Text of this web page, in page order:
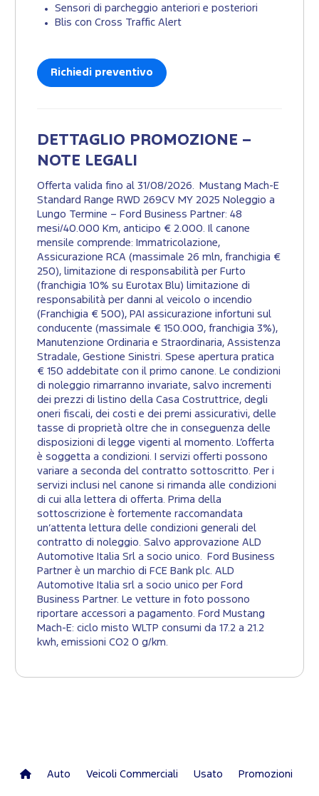
Sensori di parcheggio anteriori e posteriori
Blis con Cross Traffic Alert
Richiedi preventivo
DETTAGLIO PROMOZIONE –
NOTE LEGALI
Offerta valida fino al 31/08/2026. Mustang Mach-E
Standard Range RWD 269CV MY 2025 Noleggio a
Lungo Termine – Ford Business Partner: 48
mesi/40.000 Km, anticipo € 2.000. Il canone
mensile comprende: Immatricolazione,
Assicurazione RCA (massimale 26 mln, franchigia €
250), limitazione di responsabilità per Furto
(franchigia 10% su Eurotax Blu) limitazione di
responsabilità per danni al veicolo o incendio
(Franchigia € 500), PAI assicurazione infortuni sul
conducente (massimale € 150.000, franchigia 3%),
Manutenzione Ordinaria e Straordinaria, Assistenza
Stradale, Gestione Sinistri. Spese apertura pratica
€ 150 addebitate con il primo canone. Le condizioni
di noleggio rimarranno invariate, salvo incrementi
dei prezzi di listino della Casa Costruttrice, degli
oneri fiscali, dei costi e dei premi assicurativi, delle
tasse di proprietà oltre che in conseguenza delle
disposizioni di legge vigenti al momento. L’offerta
è soggetta a condizioni. I servizi offerti possono
variare a seconda del contratto sottoscritto. Per i
servizi inclusi nel canone si rimanda alle condizioni
di cui alla lettera di offerta. Prima della
sottoscrizione è fortemente raccomandata
un’attenta lettura delle condizioni generali del
contratto di noleggio. Salvo approvazione ALD
Automotive Italia Srl a socio unico. Ford Business
Partner è un marchio di FCE Bank plc. ALD
Automotive Italia srl a socio unico per Ford
Business Partner. Le vetture in foto possono
riportare accessori a pagamento. Ford Mustang
Mach-E: ciclo misto WLTP consumi da 17.2 a 21.2
kwh, emissioni CO2 0 g/km.
Auto Veicoli Commerciali Usato Promozioni